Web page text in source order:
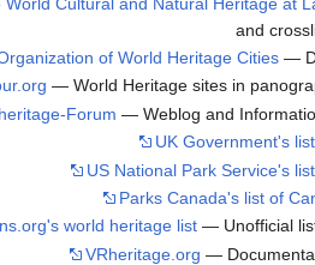
and
of World Heritage Cities—
— World Heritage sites in
Forum — Weblog and
UK Government's
US National Park Service's
Parks Canada's list of
world heritage list— Unofficial
VRheritage.org —